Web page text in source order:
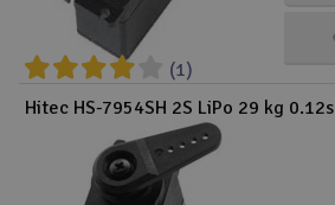
(1)
Hitec HS-7954SH 2S LiPo 29 kg 0.12s